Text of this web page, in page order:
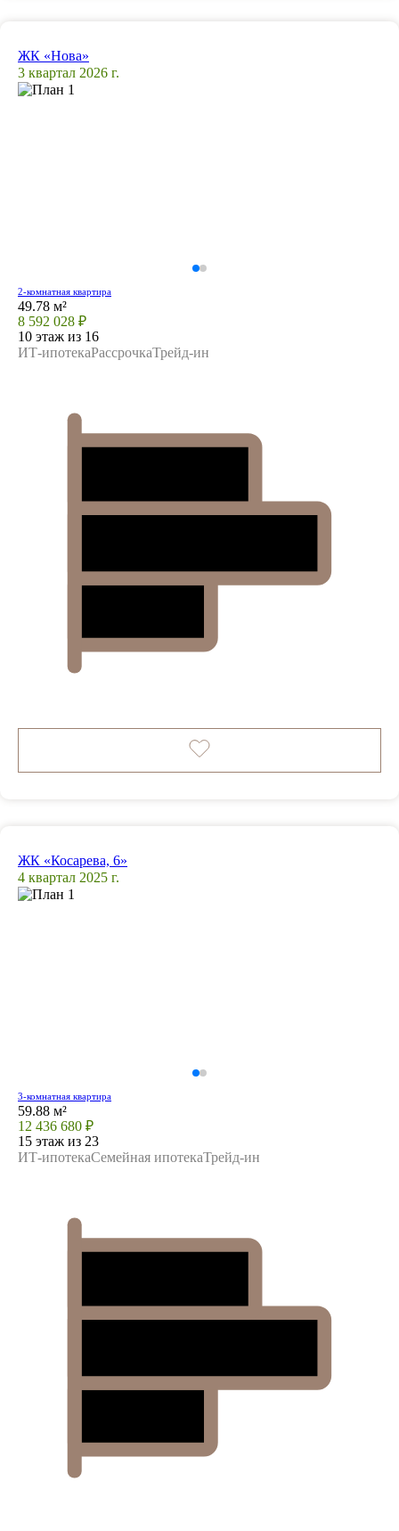
ЖК «Нова»
3 квартал 2026 г.
2-комнатная квартира
49.78 м²
8 592 028 ₽
10 этаж из 16
ИТ-ипотекаРассрочкаТрейд-ин
ЖК «Косарева, 6»
4 квартал 2025 г.
3-комнатная квартира
59.88 м²
12 436 680 ₽
15 этаж из 23
ИТ-ипотекаСемейная ипотекаТрейд-ин